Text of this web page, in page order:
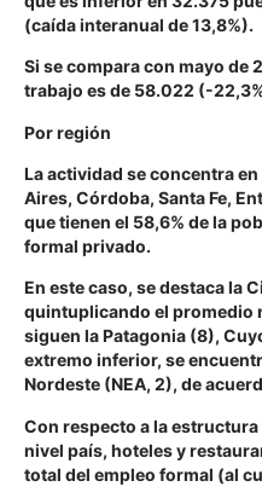
(caída interanual de 13,8%).
Si se compara con mayo de
trabajo es de 58.022 (-
Por región
La actividad se concentra
Aires, Córdoba, Santa Fe,
que tienen el 58,6% de la
formal privado.
En este caso, se destaca la
quintuplicando el promedio
siguen la Patagonia (8),
extremo inferior, se
Nordeste (NEA, 2), de
Con respecto a la
nivel país, hoteles y
total del empleo formal (al